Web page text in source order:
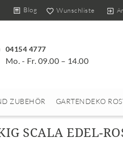
Blog Wunschliste
04154 4777
Mo. - Fr. 09.00 – 14.00
ZUBEHÖR GARTENDEKO
SCALA EDEL-